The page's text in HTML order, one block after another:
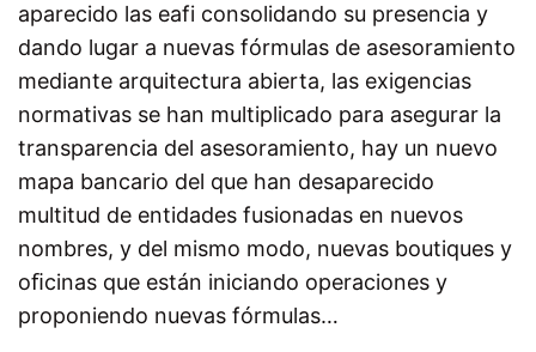
aparecido las eafi consolidando su presencia y
dando lugar a nuevas fórmulas de asesoramiento
mediante arquitectura abierta, las exigencias
normativas se han multiplicado para asegurar la
transparencia del asesoramiento, hay un nuevo
mapa bancario del que han desaparecido
multitud de entidades fusionadas en nuevos
nombres, y del mismo modo, nuevas boutiques y
oﬁcinas que están iniciando operaciones y
proponiendo nuevas fórmulas…